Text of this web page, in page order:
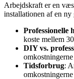
Arbejdskraft er en
installationen af en ny
Professionelle
koste mellem
DIY vs.
Tidsforbrug: